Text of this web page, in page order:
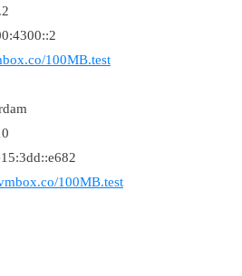
100MB.test
100MB.test